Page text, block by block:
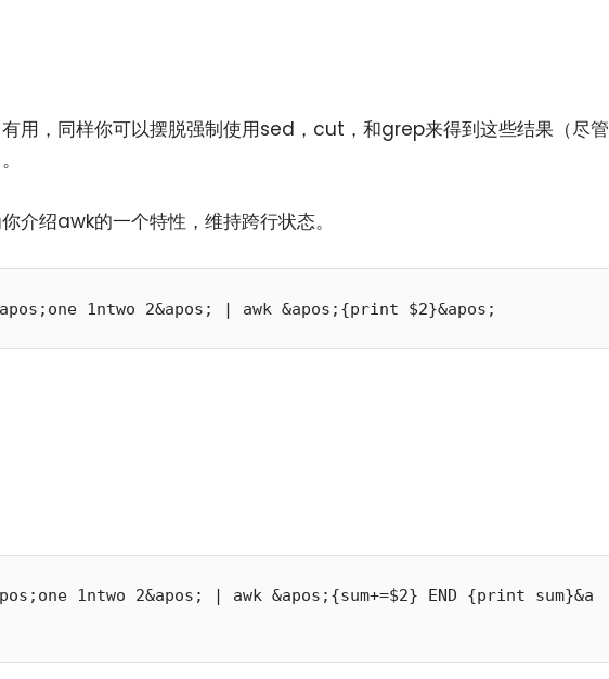
用，同样你可以摆脱强制使用sed，cut，和grep来得到这些结果（尽管
介绍awk的一个特性，维持跨行状态。
1ntwo 2&apos; | awk &apos;{sum+=$2} END {print sum}&a